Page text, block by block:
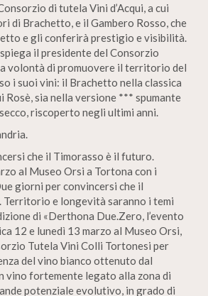
di tutela Vini d’Acqui, a cui
di Brachetto, e il Gambero Rosso, che
e gli conferirà prestigio e visibilità.
il presidente del Consorzio
volontà di promuovere il territorio del
i suoi vini: il Brachetto nella classica
Rosè, sia nella versione *** spumante
riscoperto negli ultimi anni.
che il Timorasso è il futuro.
al Museo Orsi a Tortona con i
giorni per convincersi che il
Territorio e longevità saranno i temi
di «Derthona Due.Zero, l’evento
12 e lunedì 13 marzo al Museo Orsi,
Tutela Vini Colli Tortonesi per
del vino bianco ottenuto dal
vino fortemente legato alla zona di
potenziale evolutivo, in grado di